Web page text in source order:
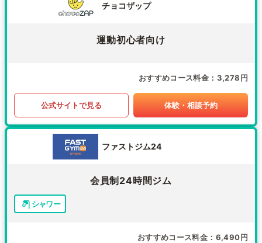
チョコザップ
運動初心者向け
おすすめコース料金 3,278円
公式サイトで見る 体験・相談予約
ファストジム24
会員制24時間ジム
シャワー
おすすめコース料金 6,490円